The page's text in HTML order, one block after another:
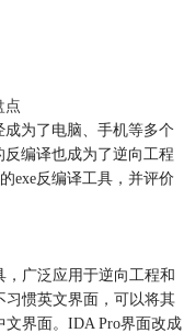
点
成为了电脑、手机等多个
编译也成为了逆向工程
exe反编译工具，并评价
广泛应用于逆向工程和
习惯英文界面，可以将其
界面。IDA Pro界面改成